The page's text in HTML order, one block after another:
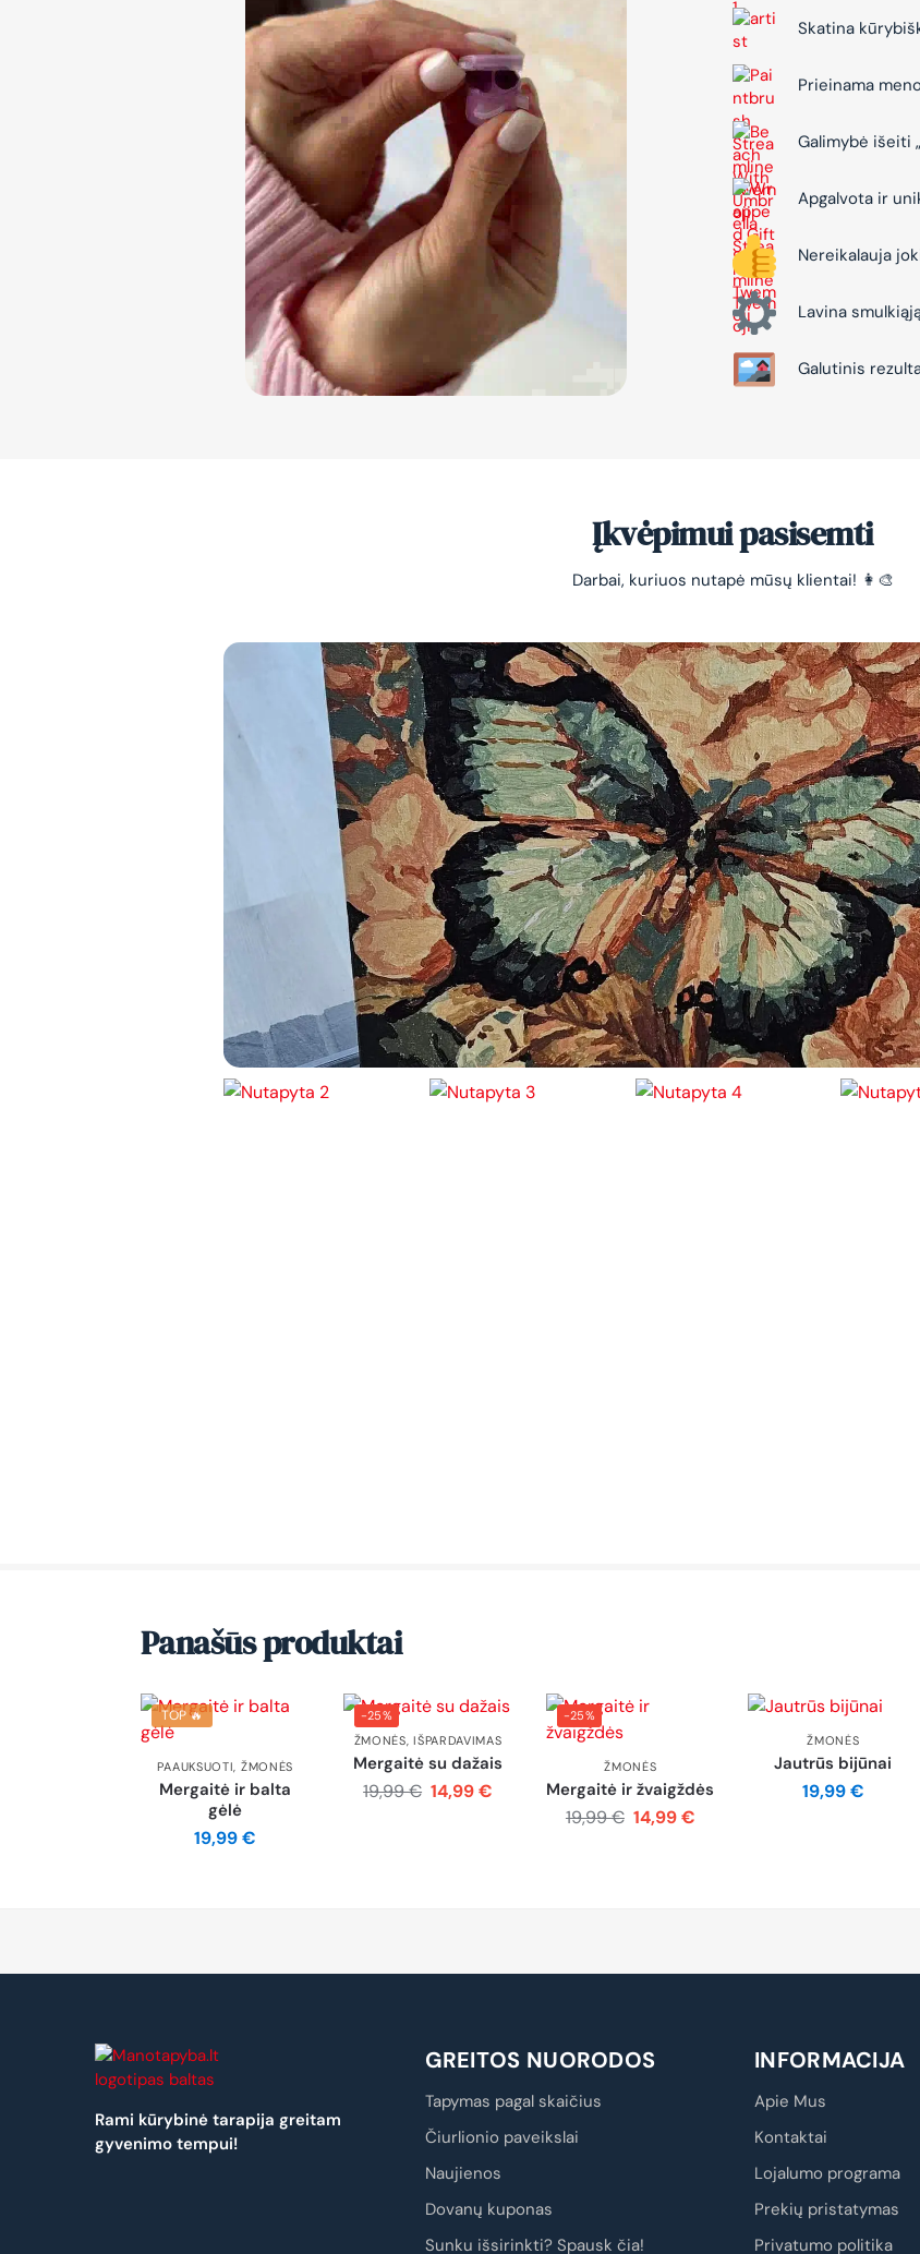
Skatina
Prieinama
Galimybė išeiti
Apgalvota ir
Nereikalauja
Lavina
Galutinis
Įkvėpimui pasisemti
Darbai, kuriuos nutapė mūsų klientai! 👩‍🎨
Panašūs produktai
TOP 🔥
PAAUKSUOTI ŽMONĖS
Mergaitė ir balta
gėlė
19,99€
-25%
ŽMONĖS ,IŠPARDAVIMAS
Mergaitė su dažais
19,99€ 14,99€
-25%
ŽMONĖS
Mergaitė ir žvaigždės
19,99€ 14,99€
ŽMONĖS
Jautrūs bijūnai
19,99€
Rami kūrybinė tarapija greitam
gyvenimo tempui!
GREITOS NUORODOS
Tapymas pagal skaičius
Čiurlionio paveikslai
Naujienos
Dovanų kuponas
Sunku išsirinkti? Spausk čia!
INFORMACIJA
Apie Mus
Kontaktai
Lojalumo programa
Prekių pristatymas
Privatumo politika